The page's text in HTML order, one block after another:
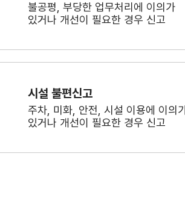
불공평, 부당한 업무처리에 이의가
있거나 개선이 필요한 경우 신고
시설 불편신고
주차, 미화, 안전, 시설 이용에 이의
있거나 개선이 필요한 경우 신고